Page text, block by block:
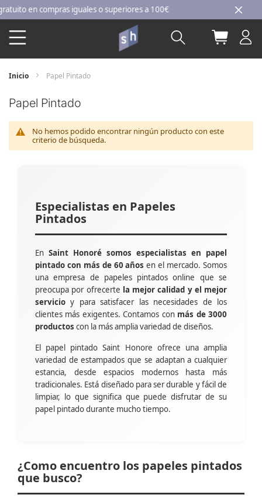
Ir
al
contenido
en compras iguales o superiores a 100€
Buscar Mi
Inicio Papel Pintado
Papel Pintado
No hemos podido encontrar ningún producto con este
criterio de búsqueda.
Especialistas en Papeles
Pintados
En Saint Honoré somos especialistas en papel
pintado con más de 60 años en el mercado. Somos
una empresa de papeles pintados online que se
preocupa por ofrecerte la mejor calidad y el mejor
servicio y para satisfacer las necesidades de los
clientes más exigentes. Contamos con más de 3000
productos con la más amplia variedad de diseños.
El papel pintado Saint Honore ofrece una amplia
variedad de estampados que se adaptan a cualquier
estancia, desde espacios modernos hasta más
tradicionales. Está diseñado para ser durable y fácil de
limpiar, lo que significa que puede disfrutar de su
papel pintado durante mucho tiempo.
¿Como encuentro los papeles pintados
que busco?